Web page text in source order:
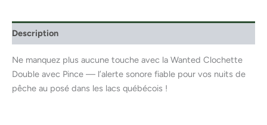
Description
Ne manquez plus aucune touche avec la Wanted Clochette
Double avec Pince — l’alerte sonore fiable pour vos nuits de
pêche au posé dans les lacs québécois !